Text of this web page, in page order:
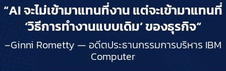
“AI จะไม่เข้ามาแทนที่งาน แต่จะเข้ามาแทนที่
‘วิธีการทำงานแบบเดิม’ ของธุรกิจ“
–Ginni Rometty — อดีตประธานกรรมการบริหาร IBM
Computer